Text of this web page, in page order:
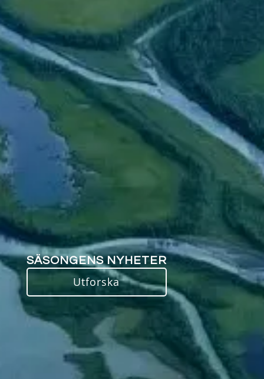
SÄSONGENS NYHETER
Utforska